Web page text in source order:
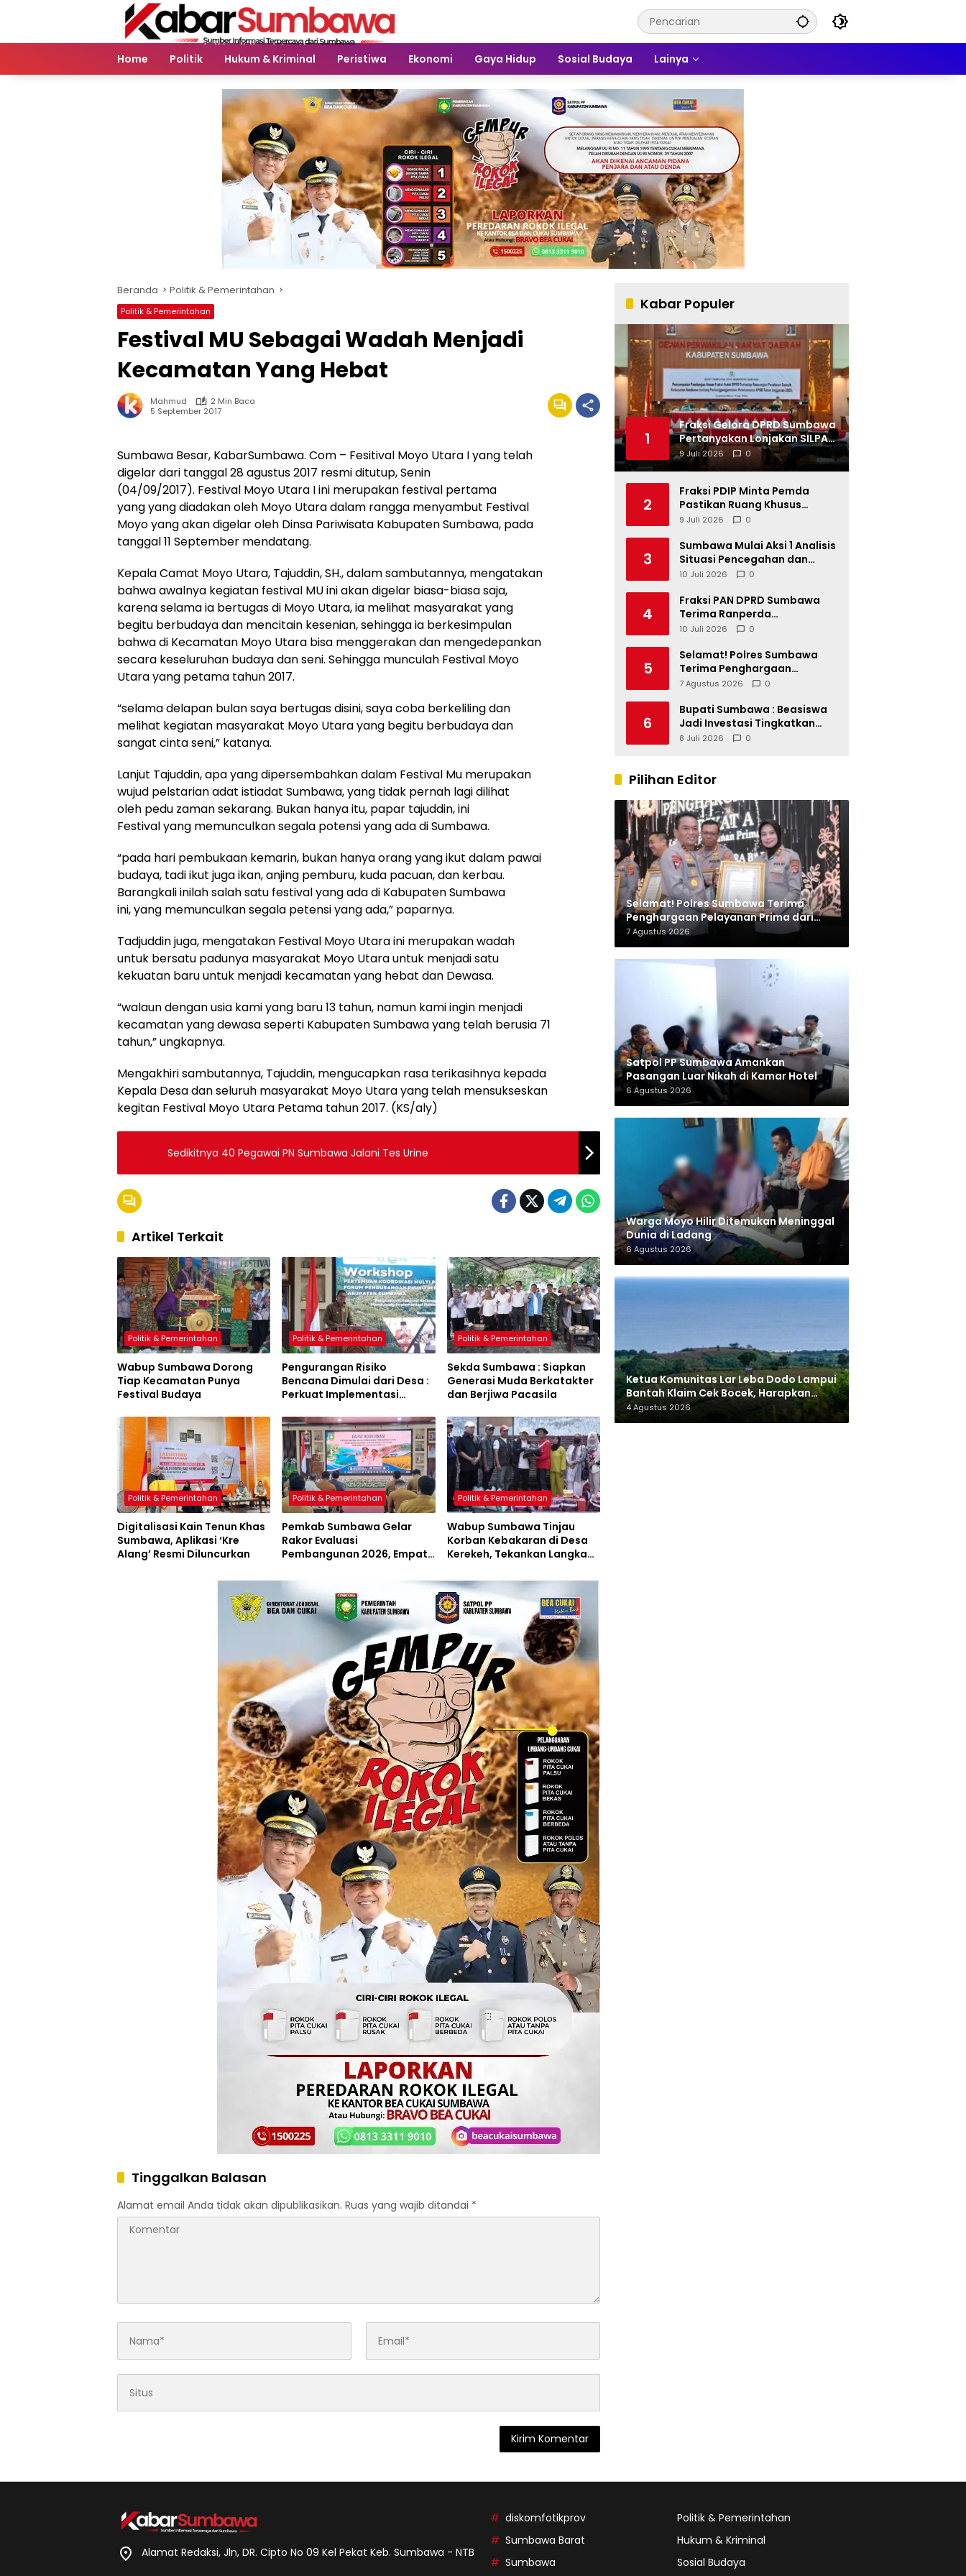
Home
Politik Hukum & Kriminal Peristiwa Ekonomi Gaya Hidup Sosial Budaya Lainya
Beranda Politik & Pemerintahan
Politik & Pemerintahan
Festival MU Sebagai Wadah Menjadi
Kecamatan Yang Hebat
Mahmud
2 Min Baca
5 September 2017
Sumbawa Besar, KabarSumbawa. Com – Fesitival Moyo Utara I yang telah
digelar dari tanggal 28 agustus 2017 resmi ditutup, Senin
(04/09/2017). Festival Moyo Utara I ini merupakan festival pertama
yang yang diadakan oleh Moyo Utara dalam rangga menyambut Festival
Moyo yang akan digelar oleh Dinsa Pariwisata Kabupaten Sumbawa, pada
tanggal 11 September mendatang.
Kepala Camat Moyo Utara, Tajuddin, SH., dalam sambutannya, mengatakan
bahwa awalnya kegiatan festival MU ini akan digelar biasa-biasa saja,
karena selama ia bertugas di Moyo Utara, ia melihat masyarakat yang
begitu berbudaya dan mencitain kesenian, sehingga ia berkesimpulan
bahwa di Kecamatan Moyo Utara bisa menggerakan dan mengedepankan
secara keseluruhan budaya dan seni. Sehingga munculah Festival Moyo
Utara yang petama tahun 2017.
“selama delapan bulan saya bertugas disini, saya coba berkeliling dan
melihat kegiatan masyarakat Moyo Utara yang begitu berbudaya dan
sangat cinta seni,” katanya.
Lanjut Tajuddin, apa yang dipersembahkan dalam Festival Mu merupakan
wujud pelstarian adat istiadat Sumbawa, yang tidak pernah lagi dilihat
oleh pedu zaman sekarang. Bukan hanya itu, papar tajuddin, ini
Festival yang memunculkan segala potensi yang ada di Sumbawa.
“pada hari pembukaan kemarin, bukan hanya orang yang ikut dalam pawai
budaya, tadi ikut juga ikan, anjing pemburu, kuda pacuan, dan kerbau.
Barangkali inilah salah satu festival yang ada di Kabupaten Sumbawa
ini, yang memunculkan segala petensi yang ada,” paparnya.
Tadjuddin juga, mengatakan Festival Moyo Utara ini merupakan wadah
untuk bersatu padunya masyarakat Moyo Utara untuk menjadi satu
kekuatan baru untuk menjadi kecamatan yang hebat dan Dewasa.
“walaun dengan usia kami yang baru 13 tahun, namun kami ingin menjadi
kecamatan yang dewasa seperti Kabupaten Sumbawa yang telah berusia 71
tahun,” ungkapnya.
Mengakhiri sambutannya, Tajuddin, mengucapkan rasa terikasihnya kepada
Kepala Desa dan seluruh masyarakat Moyo Utara yang telah mensukseskan
kegitan Festival Moyo Utara Petama tahun 2017. (KS/aly)
Sedikitnya 40 Pegawai PN Sumbawa Jalani Tes Urine
Artikel Terkait
Politik & Pemerintahan
Wabup Sumbawa Dorong
Tiap Kecamatan Punya
Festival Budaya
Politik & Pemerintahan
Pengurangan Risiko
Bencana Dimulai dari Desa :
Perkuat Implementasi
Politik & Pemerintahan
Sekda Sumbawa : Siapkan
Generasi Muda Berkatakter
dan Berjiwa Pacasila
Politik & Pemerintahan
Digitalisasi Kain Tenun Khas
Sumbawa, Aplikasi ‘Kre
Alang’ Resmi Diluncurkan
Politik & Pemerintahan
Pemkab Sumbawa Gelar
Rakor Evaluasi
Pembangunan 2026, Empat
Resmi Diluncurkan
Politik & Pemerintahan
Wabup Sumbawa Tinjau
Korban Kebakaran di Desa
Kerekeh, Tekankan Langkah
Tinggalkan Balasan
Alamat email Anda tidak akan dipublikasikan. Ruas yang wajib ditandai *
Kabar Populer
1
Fraksi Gelora DPRD Sumbawa
Pertanyakan Lonjakan SILPA
Tahun 2025
9 Juli 2026 0
2
Fraksi PDIP Minta Pemda
Pastikan Ruang Khusus
Produk UMKM Lokal di Ritel
9 Juli 2026 0
3
Sumbawa Mulai Aksi 1 Analisis
Situasi Pencegahan dan
Percepatan Penurunan
10 Juli 2026 0
4
Fraksi PAN DPRD Sumbawa
Terima Ranperda
Pertanggungjawaban APBD
Miliar dan Kinerja OPD
10 Juli 2026 0
5
Selamat! Polres Sumbawa
Terima Penghargaan
Pelayanan Prima dari Kapolri
7 Agustus 2026 0
6
Bupati Sumbawa : Beasiswa
Jadi Investasi Tingkatkan
Kualitas SDM
8 Juli 2026 0
Pilihan Editor
Selamat! Polres Sumbawa Terima
Penghargaan Pelayanan Prima dari
Kapolri
7 Agustus 2026
Satpol PP Sumbawa Amankan
Pasangan Luar Nikah di Kamar Hotel
6 Agustus 2026
Warga Moyo Hilir Ditemukan Meninggal
Dunia di Ladang
6 Agustus 2026
Ketua Komunitas Lar Leba Dodo Lampui
Bantah Klaim Cek Bocek, Harapkan
AMMAN Beri Akses ke Makam Leluhur
4 Agustus 2026
Alamat Redaksi, Jln, DR. Cipto No 09 Kel Pekat Keb. Sumbawa - NTB
diskomfotikprov
Sumbawa Barat
Sumbawa
Politik & Pemerintahan
Hukum & Kriminal
Sosial Budaya